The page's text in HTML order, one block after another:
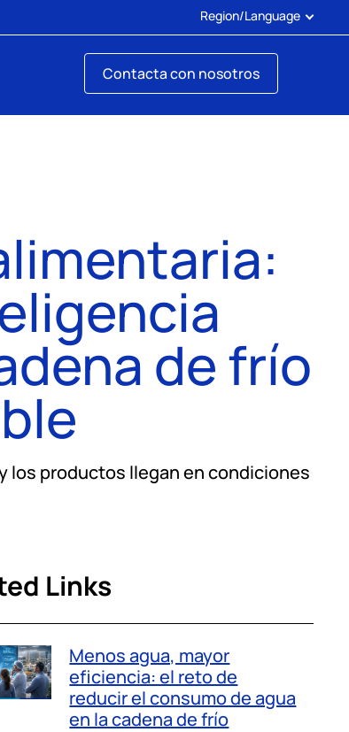
Region/Language
Contacta con nosotros
de frío
los productos llegan en condiciones
Links
Menos agua, mayor
eficiencia: el reto de
reducir el consumo de agua
en la cadena de frío